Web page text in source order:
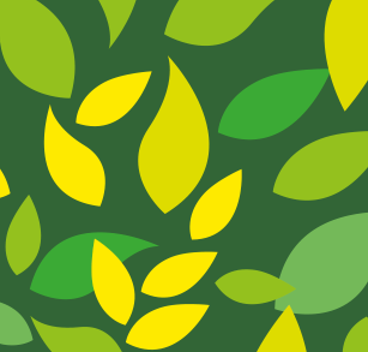
Talleres
Medioambientales